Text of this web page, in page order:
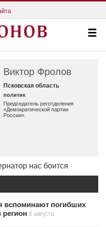
Виктор Фролов
Псковская область
политик
Председатель реготделения
«Демократической партии
России».
нас боится
вспоминают погибших
6 августа